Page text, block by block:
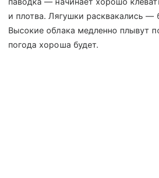
и плотва. Лягушки расквакались —
Высокие облака медленно плывут
погода хороша будет.